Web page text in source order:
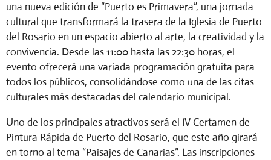
una nueva edición de “Puerto es Primavera”, una jornada
cultural que transformará la trasera de la Iglesia de Puerto
del Rosario en un espacio abierto al arte, la creatividad y la
convivencia. Desde las 11:00 hasta las 22:30 horas, el
evento ofrecerá una variada programacióngratuita para
todos los públicos, consolidándose como una de las citas
culturales más destacadas del calendario municipal.
Uno de los principales atractivos será el IV Certamen de
Pintura Rápida de Puerto del Rosario, que este año girará
en torno al tema “Paisajes de Canarias”. Las inscripciones